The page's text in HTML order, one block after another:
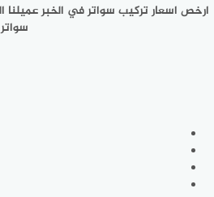
ارخص اسعار تركيب سواتر في الخبر